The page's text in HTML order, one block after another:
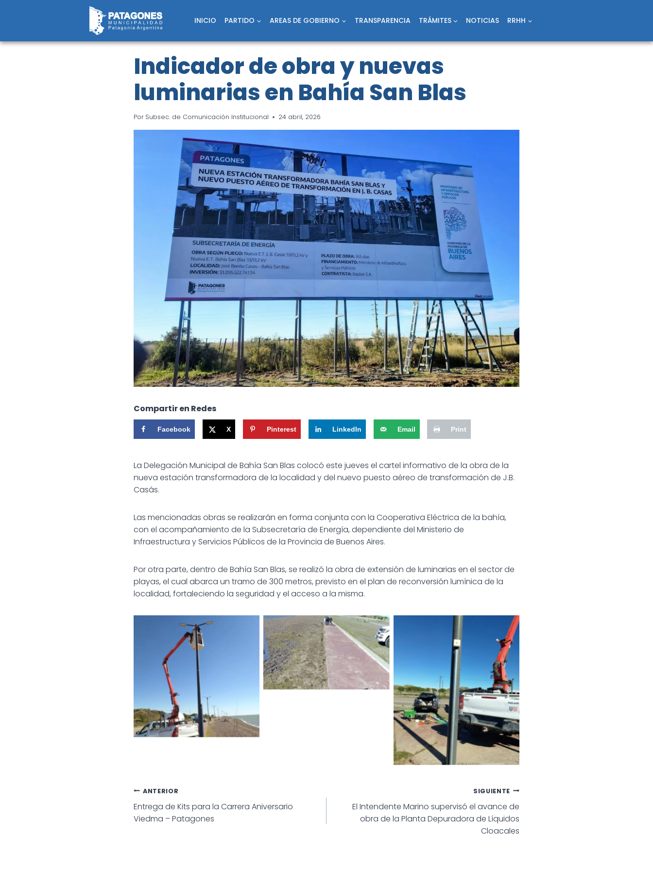
INICIO PARTIDO AREAS DE GOBIERNO TRANSPARENCIA TRÁMITES NOTICIAS RRHH
Indicador de obra y nuevas
luminarias en Bahía San Blas
Por Subsec. de Comunicación Institucional 24 abril, 2026
Compartir en Redes
Facebook X Pinterest LinkedIn Email Print
La Delegación Municipal de Bahía San Blas colocó este jueves el cartel informativo de la obra de la
nueva estación transformadora de la localidad y del nuevo puesto aéreo de transformación de J.B.
Casás.
Las mencionadas obras se realizarán en forma conjunta con la Cooperativa Eléctrica de la bahía,
con el acompañamiento de la Subsecretaría de Energía, dependiente del Ministerio de
Infraestructura y Servicios Públicos de la Provincia de Buenos Aires.
Por otra parte, dentro de Bahía San Blas, se realizó la obra de extensión de luminarias en el sector de
playas, el cual abarca un tramo de 300 metros, previsto en el plan de reconversión lumínica de la
localidad, fortaleciendo la seguridad y el acceso a la misma.
Navegación
de
ANTERIOR
Entrega de Kits para la Carrera Aniversario
Viedma – Patagones
SIGUIENTE
El Intendente Marino supervisó el avance de
obra de la Planta Depuradora de Líquidos
Cloacales